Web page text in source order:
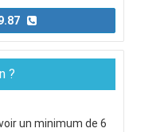
?
un minimum de 6